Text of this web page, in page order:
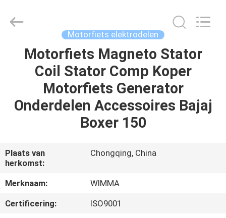
THUIS
PRODUCTEN
OVER
ONS
FABRIEKSTOCHT
Spare
Parts
Motorfiets elektrodelen
Motorfiets Magneto Stator
Coil Stator Comp Koper
Motorfiets Generator
Onderdelen Accessoires Bajaj
Boxer 150
Plaats van
herkomst:
Chongqing, China
Merknaam:
WIMMA
Certificering:
ISO9001